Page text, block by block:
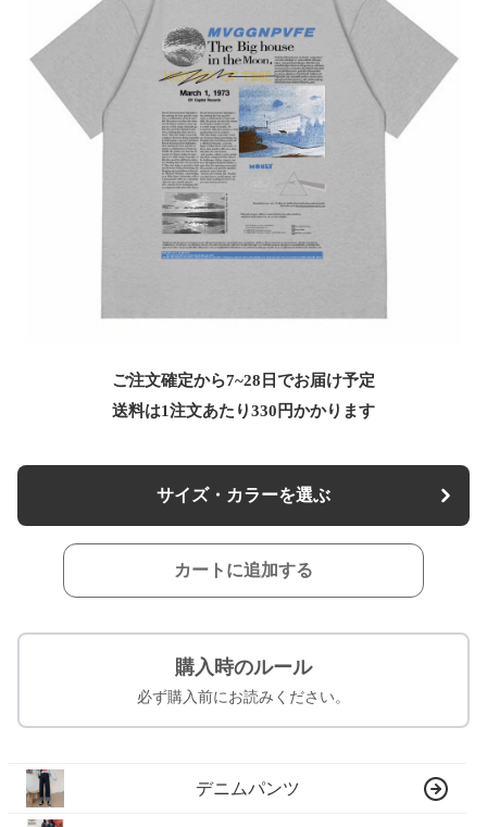
ご注文確定から7~28日でお届け予定
送料は1注文あたり330 円かかります
サイズ・カラーを選ぶ
カートに追加する
購入時のルール
必ず購入前にお読みください。
デニムパンツ